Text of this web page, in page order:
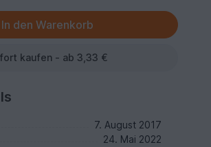
kaufen - ab 3,33 €
7. August 2017
24. Mai 2022